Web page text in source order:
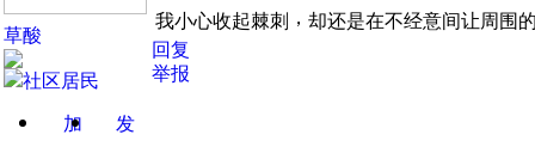
草酸
加
发
我小心收起棘刺 ， 却还是在不经意间让周围
回复
举报